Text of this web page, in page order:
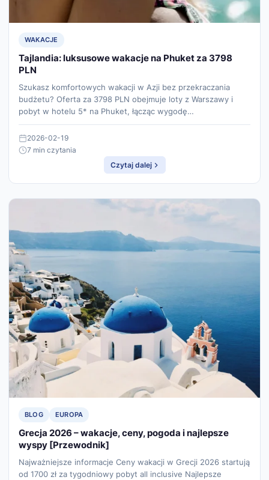
WAKACJE
Tajlandia: luksusowe wakacje na Phuket za 3798
PLN
Szukasz komfortowych wakacji w Azji bez przekraczania
budżetu? Oferta za 3798 PLN obejmuje loty z Warszawy i
pobyt w hotelu 5* na Phuket, łącząc wygodę…
2026-02-19
7 min czytania
Czytaj dalej
BLOG EUROPA
Grecja 2026 – wakacje, ceny, pogoda i najlepsze
wyspy [Przewodnik]
Najważniejsze informacje Ceny wakacji w Grecji 2026 startują
od 1700 zł za tygodniowy pobyt all inclusive Najlepsze